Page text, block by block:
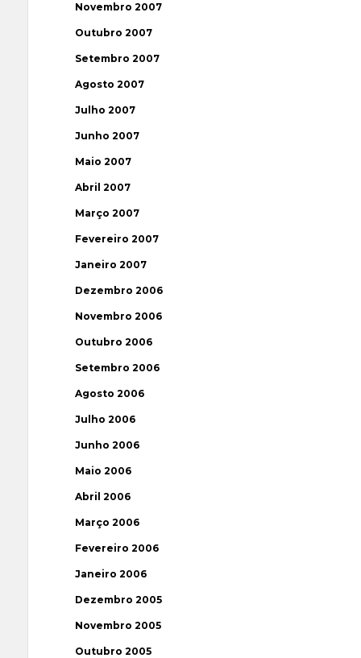
Novembro 2007
Outubro 2007
Setembro 2007
Agosto 2007
Julho 2007
Junho 2007
Maio 2007
Abril 2007
Março 2007
Fevereiro 2007
Janeiro 2007
Dezembro 2006
Novembro 2006
Outubro 2006
Setembro 2006
Agosto 2006
Julho 2006
Junho 2006
Maio 2006
Abril 2006
Março 2006
Fevereiro 2006
Janeiro 2006
Dezembro 2005
Novembro 2005
Outubro 2005